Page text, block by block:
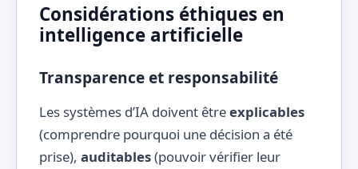
Considérations éthiques en
intelligence artificielle
Transparence et responsabilité
Les systèmes d’IA doivent êtreexplicables
(comprendre pourquoi une décision a été
prise), auditables(pouvoir vérifier leur